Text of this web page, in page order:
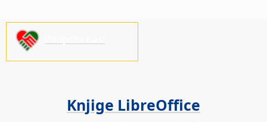
Knjige LibreOffice